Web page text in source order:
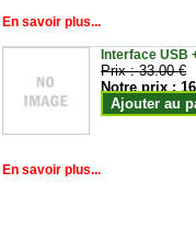
En savoir plus...
Interface USB
Prix :33.00 €
Notre prix :
Ajouter au
En savoir plus...